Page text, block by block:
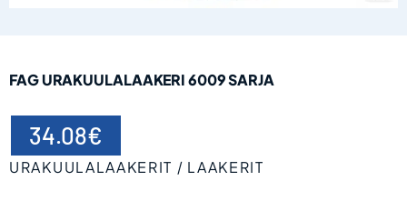
FAG URAKUULALAAKERI 6009 SARJA
34.08€
LAAKERIT
/
URAKUULALAAKERIT